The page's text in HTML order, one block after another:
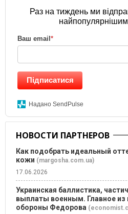
Раз на тиждень ми
Ваш email *
Підписатися
Надано SendPulse
НОВОСТИ ПАРТНЕРОВ
Как подобрать идеальный
кожи (margosha.com.ua)
17.06.2026
Украинская баллистика,
выплаты военным. Главное из
обороны Федорова